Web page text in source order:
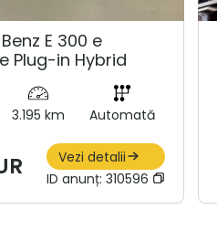
E 300 e
Plug-in Hybrid
3.195 km Automată
Vezi detalii
ID anunț: 310596